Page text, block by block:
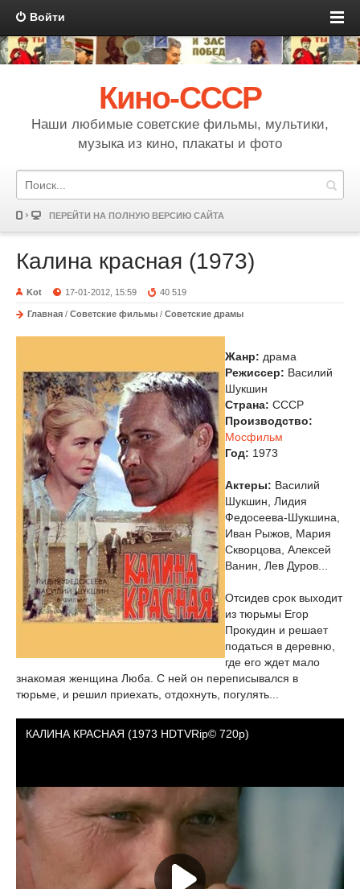
Войти
Кино-СССР
Наши любимые советские фильмы, мультики,
музыка из кино, плакаты и фото
ПЕРЕЙТИ НА ПОЛНУЮ ВЕРСИЮ САЙТА
Калина красная (1973)
Kot 17-01-2012, 15:59 40 519
Главная / Советские фильмы / Советские драмы
Жанр: драма
Режиссер: Василий
Шукшин
Страна: СССР
Производство:
Мосфильм
Год: 1973
Актеры: Василий
Шукшин, Лидия
Федосеева-Шукшина,
Иван Рыжов, Мария
Скворцова, Алексей
Ванин, Лев Дуров...
Отсидев срок выходит
из тюрьмы Егор
Прокудин и решает
податься в деревню,
где его ждет мало
знакомая женщина Люба. С ней он переписывался в
тюрьме, и решил приехать, отдохнуть, погулять...